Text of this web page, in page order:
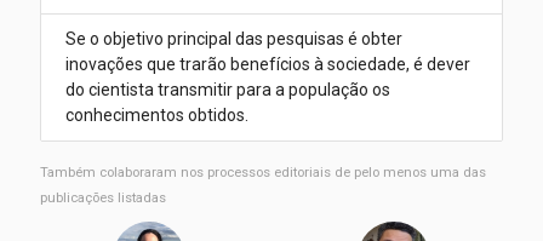
Se o objetivo principal das pesquisas é obter
inovações que trarão benefícios à sociedade, é dever
do cientista transmitir para a população os
conhecimentos obtidos.
Também colaboraram nos processos editoriais de pelo menos uma das
publicações listadas